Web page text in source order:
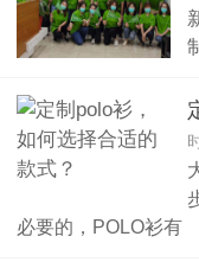
必要的，POLO衫有